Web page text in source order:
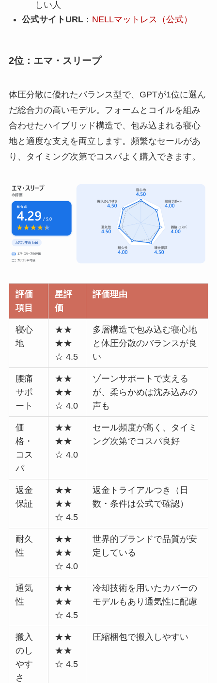
しい人
公式サイトURL： NELLマットレス（公式）
2位：エマ・スリープ
体圧分散に優れたバランス型で、GPTが1位に選ん
だ総合力の高いモデル。フォームとコイルを組み
合わせたハイブリッド構造で、包み込まれる寝心
地と適度な支えを両立します。頻繁なセールがあ
り、タイミング次第でコスパよく購入できます。
評価
項目
星評
価
評価理由
寝心
地
★★
★★
☆ 4.5
多層構造で包み込む寝心地
と体圧分散のバランスが良
い
腰痛
サポ
ート
★★
★★
☆ 4.0
ゾーンサポートで支える
が、柔らかめは沈み込みの
声も
価
格・
コス
パ
★★
★★
☆ 4.0
セール頻度が高く、タイミ
ング次第でコスパ良好
返金
保証
★★
★★
☆ 4.5
返金トライアルつき（日
数・条件は公式で確認）
耐久
性
★★
★★
☆ 4.0
世界的ブランドで品質が安
定している
通気
性
★★
★★
☆ 4.5
冷却技術を用いたカバーの
モデルもあり通気性に配慮
搬入
のし
やす
さ
★★
★★
☆ 4.5
圧縮梱包で搬入しやすい